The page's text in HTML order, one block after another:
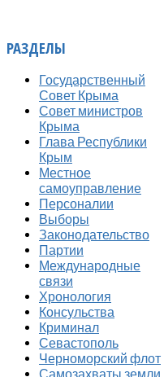
РАЗДЕЛЫ
Государственный
Совет Крыма
Совет министров
Крыма
Глава Республики
Крым
Местное
самоуправление
Персоналии
Выборы
Законодательство
Партии
Международные
связи
Хронология
Консульства
Криминал
Севастополь
Черноморский флот
Самозахваты земли